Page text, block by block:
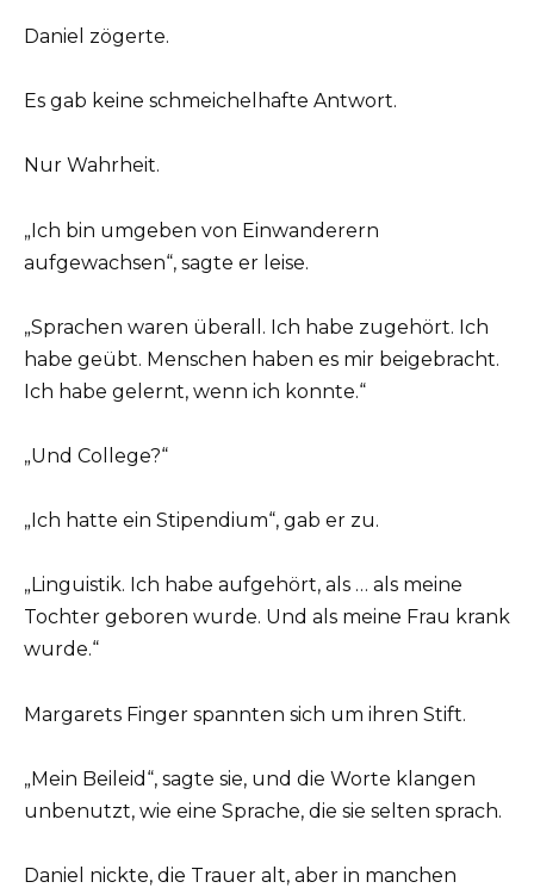
Daniel zögerte.
Es gab keine schmeichelhafte Antwort.
Nur Wahrheit.
„Ich bin umgeben von Einwanderern
aufgewachsen“, sagte er leise.
„Sprachen waren überall. Ich habe zugehört. Ich
habe geübt. Menschen haben es mir beigebracht.
Ich habe gelernt, wenn ich konnte.“
„Und College?“
„Ich hatte ein Stipendium“, gab er zu.
„Linguistik. Ich habe aufgehört, als … als meine
Tochter geboren wurde. Und als meine Frau krank
wurde.“
Margarets Finger spannten sich um ihren Stift.
„Mein Beileid“, sagte sie, und die Worte klangen
unbenutzt, wie eine Sprache, die sie selten sprach.
Daniel nickte, die Trauer alt, aber in manchen